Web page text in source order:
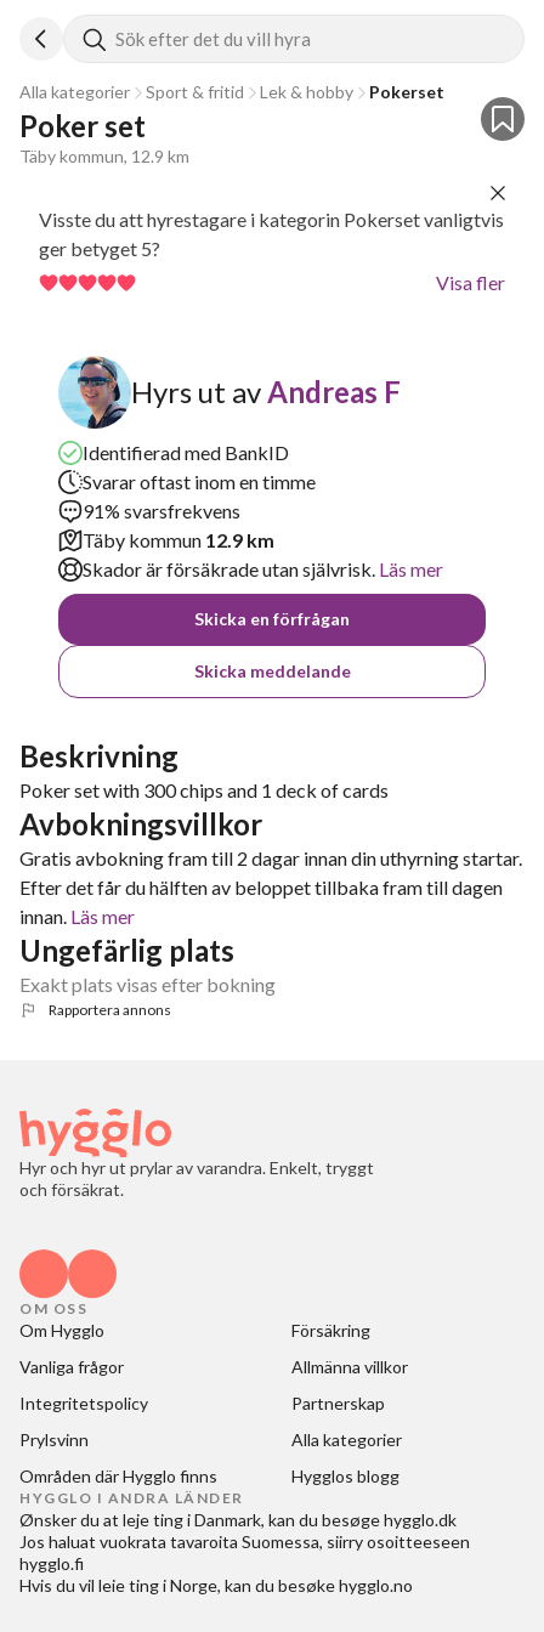
Sök efter det du vill hyra
Alla kategorier Sport & fritid Lek & hobby Pokerset
Poker set
Täby kommun, 12.9 km
Visste du att hyrestagare i kategorin Pokerset vanligtvis
ger betyget 5?
Visa fler
Hyrs ut avAndreas F
Identifierad med BankID
Svarar oftast inom en timme
91% svarsfrekvens
Täby kommun 12.9 km
Skador är försäkrade utan självrisk. Läs mer
Skicka en förfrågan
Skicka meddelande
Beskrivning
Poker set with 300 chips and 1 deck of cards
Avbokningsvillkor
Gratis avbokning fram till 2 dagar innan din uthyrning startar.
Efter det får du hälften av beloppet tillbaka fram till dagen
innan. Läs mer
Ungefärlig plats
Exakt plats visas efter bokning
Rapportera annons
Hyr och hyr ut prylar av varandra. Enkelt, tryggt
och försäkrat.
OM OSS
Om Hygglo
Försäkring
Vanliga frågor
Allmänna villkor
Integritetspolicy
Partnerskap
Prylsvinn
Alla kategorier
Områden där Hygglo finns
Hygglos blogg
HYGGLO I ANDRA LÄNDER
Ønsker du at leje ting i Danmark, kan du besøgehygglo.dk
Jos haluat vuokrata tavaroita Suomessa, siirry osoitteeseen
hygglo.fi
Hvis du vil leie ting i Norge, kan du besøkehygglo.no